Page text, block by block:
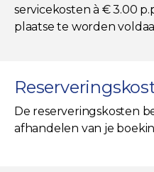
servicekosten à € 3.00
plaatse te worden
De reserveringskosten
afhandelen van je